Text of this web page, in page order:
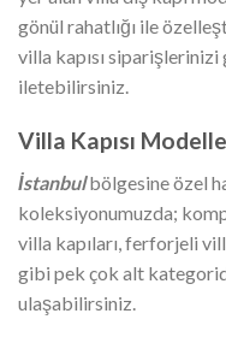
gönül rahatlığı ile
villa kapısı siparişlerinizi
iletebilirsiniz.
Villa Kapısı
İstanbulbölgesine özel
koleksiyonumuzda;
villa kapıları, ferforjeli
gibi pek çok alt
ulaşabilirsiniz.